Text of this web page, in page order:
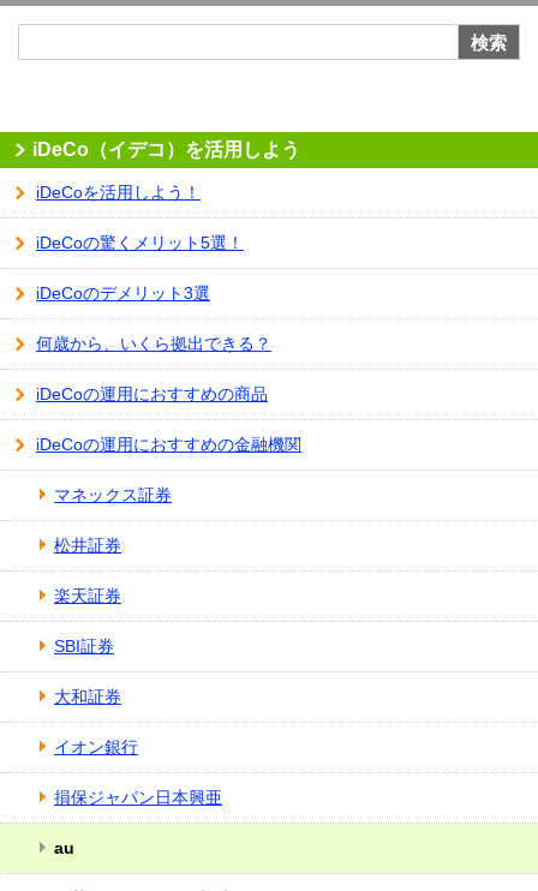
検索
iDeCo（イデコ）を活用しよう
iDeCoを活用しよう！
iDeCoの驚くメリット5選！
iDeCoのデメリット3選
何歳から、いくら拠出できる？
iDeCoの運用におすすめの商品
iDeCoの運用におすすめの金融機関
マネックス証券
松井証券
楽天証券
SBI証券
大和証券
イオン銀行
損保ジャパン日本興亜
au